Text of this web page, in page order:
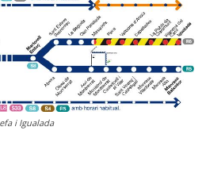
i Igualada